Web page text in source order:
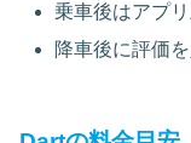
乗車後はアプ
降車後に評価